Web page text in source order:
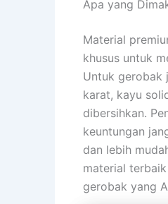
Apa yang
Material
khusus untuk
Untuk gerobak
karat, kayu
dibersihkan.
keuntungan
dan lebih
material
gerobak yang